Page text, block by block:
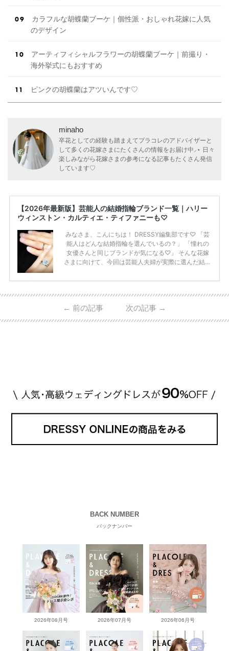
カラフルな胡蝶蘭ブーケ｜個性派・おしゃれ花嫁に人気
のデザイン
アーティフィシャルフラワーの胡蝶蘭ブーケ｜前撮り・
海外挙式にもおすすめ
ピンクの胡蝶蘭はアツいんです♡
minaho
卒花としての経験も踏まえてプラコレのアドバイザーと
して多くの花嫁さまにたくさんの情報をお届け中⸝⋆ 日々
楽しみながら花嫁さまの参考になる記事もたくさん発信
しています♡
【2026年最新版】芸能人の結婚指輪ブランド一覧｜ハリー
ウィンストン・カルティエ・ティファニーも♡
みなさま、こんにちは！ DRESSY編集部です♡ 「芸
能人はどんな結婚指輪を選んでいるの？」 「憧れの
女優さんと同じブランドが気になる♡」 そんな花嫁
さまに向けて、今回は芸能人夫婦が実際に選んだ結婚
ーウィンストンやカルティエ、ティファニーなど世界
日本で人気のブランドまで幅広くご紹介。 さらに、
・愛用している芸能人夫婦 ・リングの特徴や魅力 ・
← 前の記事 次の記事 →
BACK NUMBER
バックナンバー
2026年08月号 2026年07月号 2026年06月号